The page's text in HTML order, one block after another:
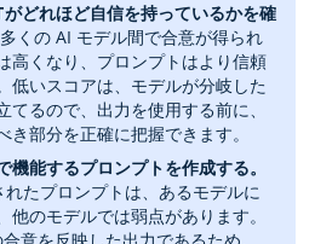
どれほど自信を持っているかを確
多くの AI モデル間で合意が得られ
高くなり、プロンプトはより信頼
低いスコアは、モデルが分岐した
てるので、出力を使用する前に、
き部分を正確に把握できます。
機能するプロンプトを作成する。
たプロンプトは、あるモデルに
他のモデルでは弱点があります。